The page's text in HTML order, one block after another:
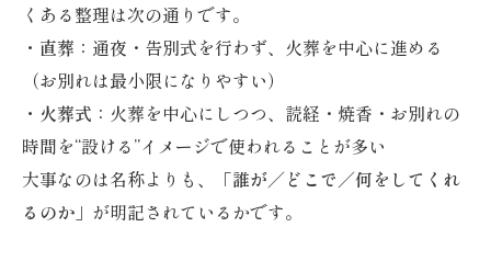
くある整理は次の通りです。
・直葬 ：通夜・告別式を行わず、火葬を中心に進める
（お別れは最小限になりやすい）
・火葬式 ：火葬を中心にしつつ、読経・焼香・お別れの
時間を“設ける”イメージで使われることが多い
大事なのは名称よりも、「誰が／どこで／何をしてくれ
るのか 」が明記されているかです。